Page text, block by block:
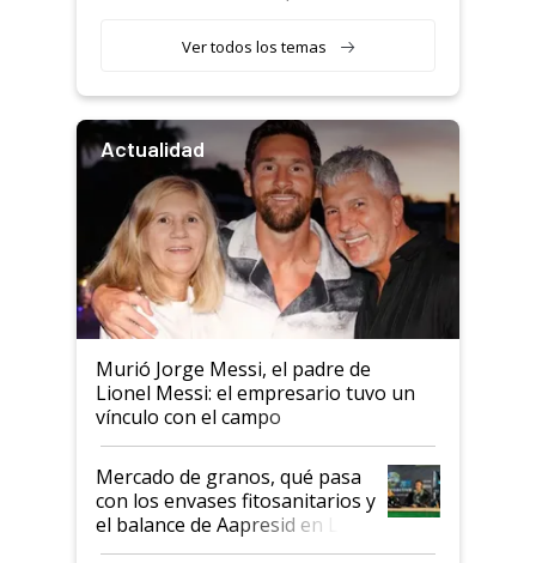
Ver todos los temas
Actualidad
Murió Jorge Messi, el padre de
Lionel Messi: el empresario tuvo un
vínculo con el campo
Mercado de granos, qué pasa
con los envases fitosanitarios y
el balance de Aapresid en La
Posta